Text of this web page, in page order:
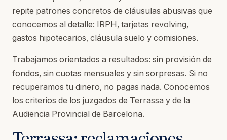
repite patrones concretos de cláusulas abusivas que
conocemos al detalle: IRPH, tarjetas revolving,
gastos hipotecarios, cláusula suelo y comisiones.
Trabajamos orientados a resultados: sin provisión de
fondos, sin cuotas mensuales y sin sorpresas. Si no
recuperamos tu dinero, no pagas nada. Conocemos
los criterios de los juzgados de Terrassa y de la
Audiencia Provincial de Barcelona.